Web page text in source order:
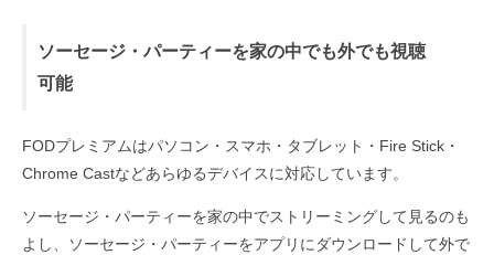
ソーセージ・パーティーを家の中でも外でも視聴
可能
FODプレミアムはパソコン・スマホ・タブレット・Fire Stick・
Chrome Castなどあらゆるデバイスに対応しています。
ソーセージ・パーティーを家の中でストリーミングして見るのも
よし、ソーセージ・パーティーをアプリにダウンロードして外で